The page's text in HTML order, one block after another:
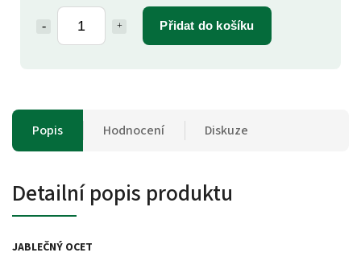
Přidat do košíku
Popis Hodnocení Diskuze
Detailní popis produktu
JABLEČNÝ OCET